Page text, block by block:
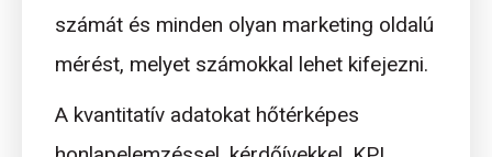
számát és minden olyan marketing oldalú
mérést, melyet számokkal lehet kifejezni.
A kvantitatív adatokat hőtérképes